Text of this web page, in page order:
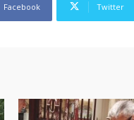
Facebook Twitter